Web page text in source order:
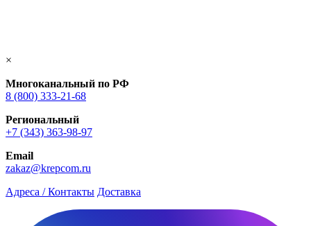
×
Многоканальный по РФ
8 (800) 333‑21-68
Региональный
+7 (343) 363-98-97
Email
zakaz@krepcom.ru
Адреса / Контакты Доставка